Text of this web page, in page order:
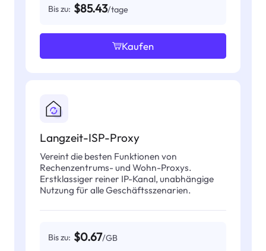
Bis zu: $85.43/tage
Kaufen
Langzeit-ISP-Proxy
Vereint die besten Funktionen von
Rechenzentrums- und Wohn-Proxys.
Erstklassiger reiner IP-Kanal, unabhängige
Nutzung für alle Geschäftsszenarien.
Bis zu: $0.67/GB